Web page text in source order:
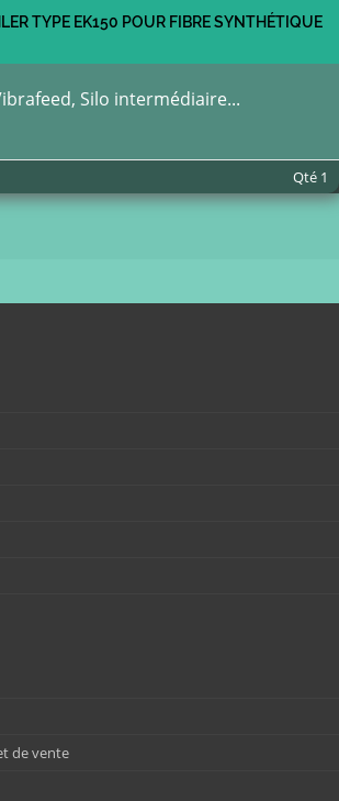
TYPE EK150 POUR FIBRE SYNTHÉTIQUE
Silo intermédiaire...
Qté 1
de vente